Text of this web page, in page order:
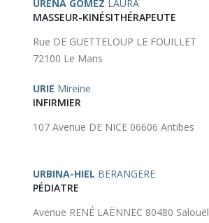
URENA GOMEZ LAURA
MASSEUR-KINÉSITHÉRAPEUTE
Rue DE GUETTELOUP LE FOUILLET
72100 Le Mans
URIE Mireine
INFIRMIER
107 Avenue DE NICE 06606 Antibes
URBINA-HIEL BERANGERE
PÉDIATRE
Avenue RENÉ LAËNNEC 80480 Salouël